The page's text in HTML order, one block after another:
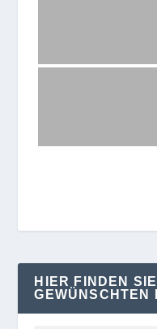
HIER FINDEN
GEWÜNSCHTEN